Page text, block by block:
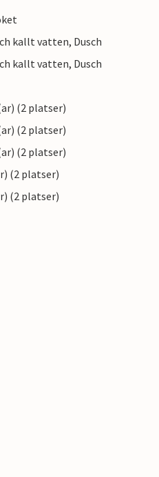
kallt vatten, Dusch
kallt vatten, Dusch
(2 platser)
(2 platser)
(2 platser)
(2 platser)
(2 platser)